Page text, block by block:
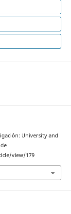
University and
view/179